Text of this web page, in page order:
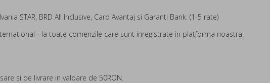
STAR, BRD All Inclusive, Card Avantaj si Garanti Bank. (1-5 rate)
- la toate comenzile care sunt inregistrate in platforma noastra:
si de livrare in valoare de 50RON.